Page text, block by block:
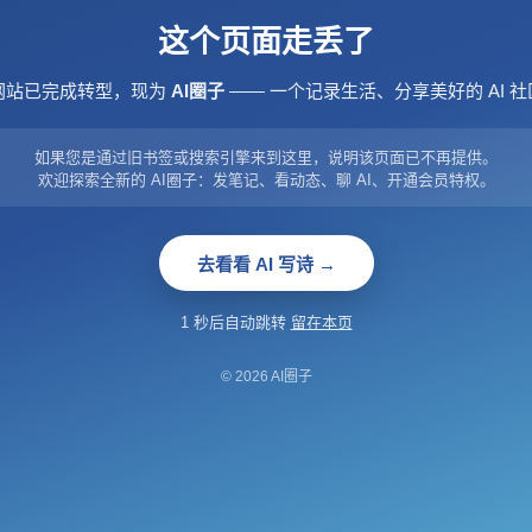
这个页面走丢了
站已完成转型，现为 AI圈子—— 一个记录生活、分享美好的 AI 社
如果您是通过旧书签或搜索引擎来到这里，说明该页面已不再提供。
欢迎探索全新的 AI圈子：发笔记、看动态、聊 AI、开通会员特权。
去看看 AI 写诗 →
1 秒后自动跳转 留在本页
© 2026 AI圈子